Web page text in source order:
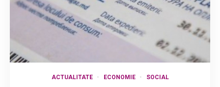
ACTUALITATE ECONOMIE SOCIAL